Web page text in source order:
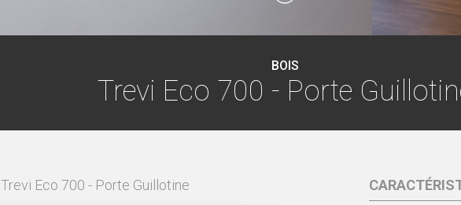
BOIS
Trevi Eco 700 - Porte
Trevi Eco 700 - Porte Guillotine TREVI ECO 700 -